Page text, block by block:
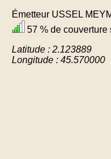
Émetteur USSEL
57 % de
Latitude : 2.123889
Longitude : 45.570000